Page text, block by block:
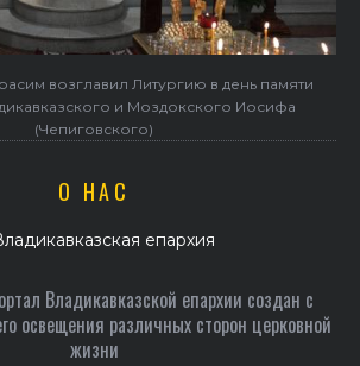
возглавил Литургию в день памяти
и Моздокского Иосифа
(Чепиговского)
О НАС
Владикавказской епархии создан c
освещения различных сторон церковной
жизни